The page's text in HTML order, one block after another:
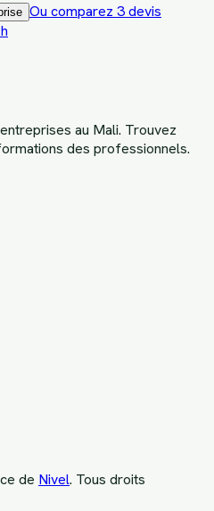
Ou comparez 3 devis
au Mali. Trouvez
des professionnels.
de Nivel. Tous droits